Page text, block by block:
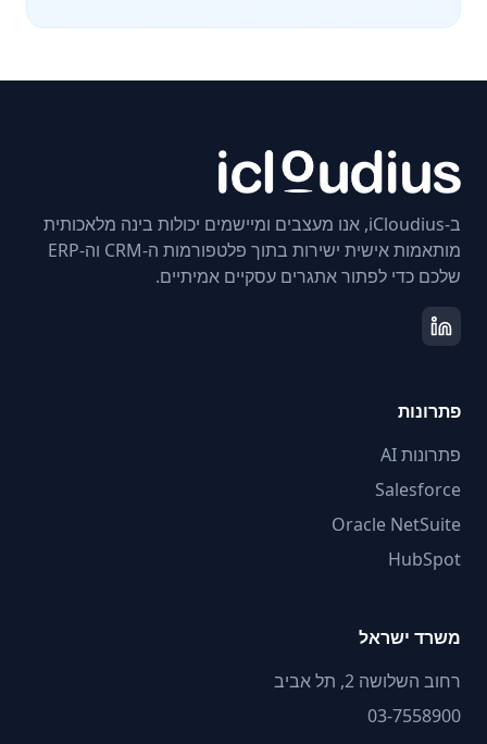
ב-iCloudius, אנו מעצבים ומיישמים יכולות בינה מלאכותית
מותאמות אישית ישירות בתוך פלטפורמות ה-CRM וה-ERP
שלכם כדי לפתור אתגרים עסקיים אמיתיים.
פתרונות
פתרונות AI
Salesforce
Oracle NetSuite
HubSpot
משרד ישראל
רחוב השלושה 2, תל אביב
03-7558900